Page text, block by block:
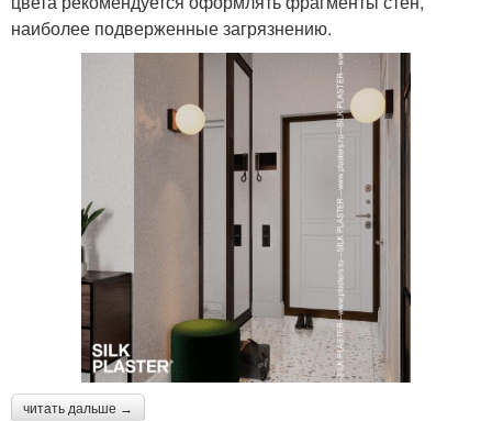
наиболее подверженные загрязнению.
читать дальше →